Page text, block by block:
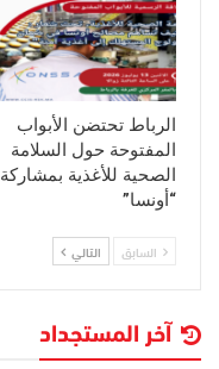
الرباط تحتضن الأبواب
المفتوحة حول السلامة
الصحية للأغذية بمشاركة
“أونسا”
السابق التالي
آخر المستجداد